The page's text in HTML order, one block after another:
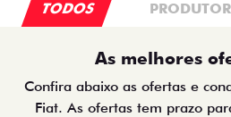
TODOS
As melhores
Confira abaixo as ofertas e
Fiat. As ofertas tem prazo